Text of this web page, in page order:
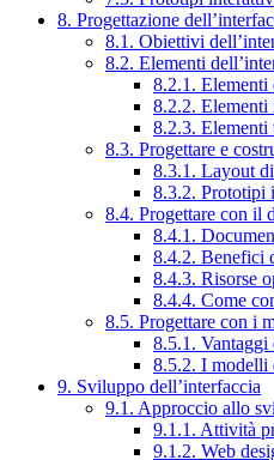
8. Progettazione
8.1. Obiettivi
8.2. Elementi
8.2.1. Elementi
8.2.2. Elementi
8.2.3. Elementi
8.3. Progettare e
8.3.1. Layout
8.3.2. Prototipi
8.4. Progettare con il
8.4.1.
8.4.2. Benefici
8.4.3. Risorse
8.4.4. Come
8.5. Progettare con i
8.5.1.
8.5.2. I modelli
9. Sviluppo dell’interfaccia
9.1. Approccio allo
9.1.1. Attività
9.1.2. Web